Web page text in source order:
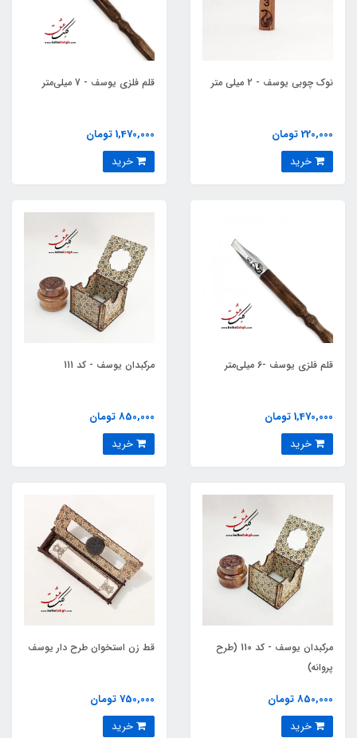
نوک چوبی یوسف - 2 میلی متر
220,000 تومان
قلم فلزی یوسف - 7 میلی‌متر
1,470,000 تومان
قلم فلزی یوسف -6 میلی‌متر
1,470,000 تومان
مرکبدان یوسف - کد 111
850,000 تومان
مرکبدان یوسف - کد 110 (طرح
پروانه)
850,000 تومان
قط زن استخوان طرح دار یوسف
750,000 تومان